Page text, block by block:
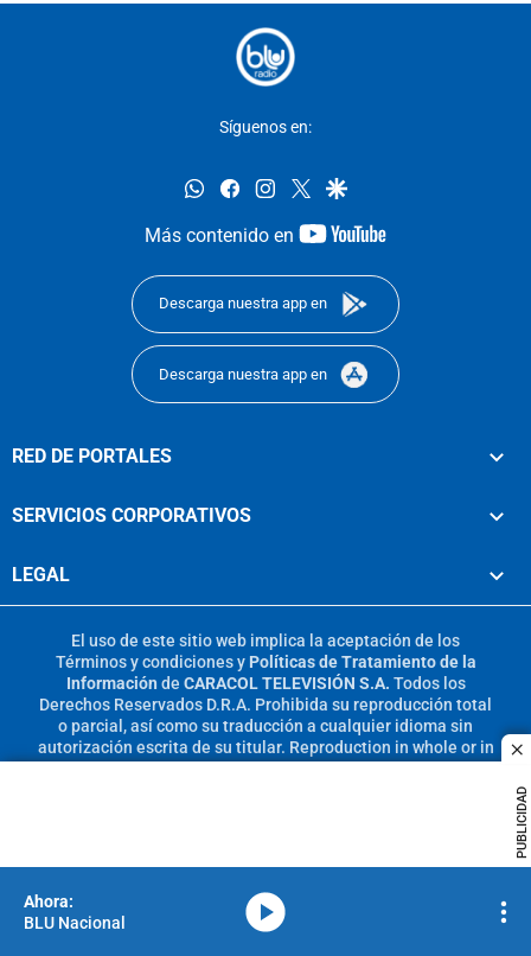
PUBLICIDAD
Síguenos en:
whatsappfacebookinstagram
twittergoogle
Más contenido en
youtube-
Descarga nuestra app en
Descarga nuestra app en
RED DE PORTALES
SERVICIOS CORPORATIVOS
LEGAL
El uso de este sitio web implica la aceptación de los
Términos y condicionesy Políticas de Tratamiento de la
Información de CARACOL TELEVISIÓN S.A. Todos los
Derechos Reservados D.R.A. Prohibida su reproducción total
o parcial, así como su traducción a cualquier idioma sin
autorización escrita de su titular. Reproduction in whole or in
BLU Nacional